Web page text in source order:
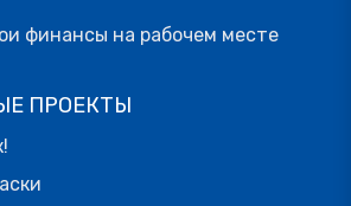
финансы на рабочем месте
ПРОЕКТЫ